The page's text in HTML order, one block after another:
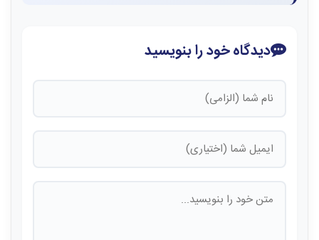
دیدگاه خود را بنویسید